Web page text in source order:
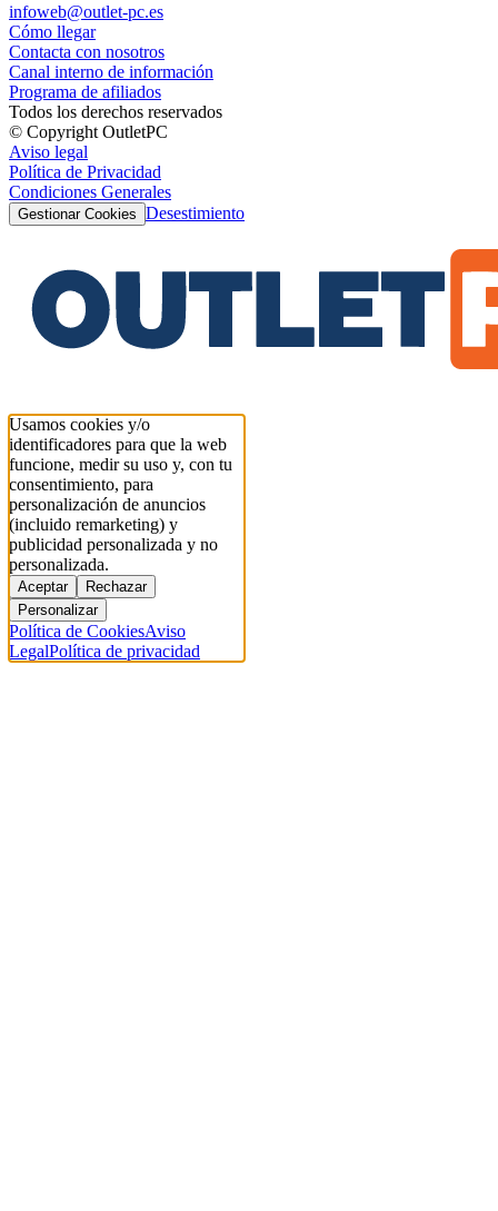
infoweb@outlet-pc.es
Cómo llegar
Contacta con nosotros
Canal interno de información
Programa de afiliados
Todos los derechos reservados
© Copyright OutletPC
Aviso legal
Política de Privacidad
Condiciones Generales
Gestionar Cookies Desestimiento
Usamos cookies y/o
identificadores para que la web
funcione, medir su uso y, con tu
consentimiento, para
personalización de anuncios
(incluido remarketing) y
publicidad personalizada y no
personalizada.
Aceptar
Rechazar
Personalizar
Política de CookiesAviso
LegalPolítica de privacidad